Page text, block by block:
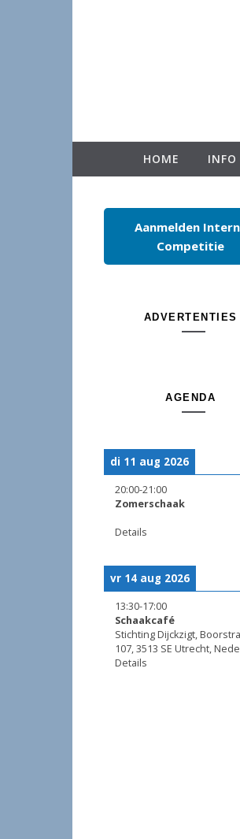
HOME INFO
Aanmelden
Competitie
ADVERTENTIES
AGENDA
di 11 aug 2026
20:00-21:00
Zomerschaak
Details
vr 14 aug 2026
13:30-17:00
Schaakcafé
Stichting Dijckzigt,
107, 3513 SE Utrecht,
Details